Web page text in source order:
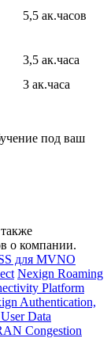
5,5 ак.часов
3,5 ак.часа
3 ак.часа
под ваш
о компании.
для MVNO
Nexign Roaming
Platform
Authentication,
Data
Congestion